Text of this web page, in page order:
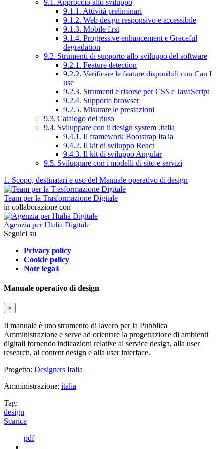
9.1. Approccio allo sviluppo
9.1.1. Attività preliminari
9.1.2. Web design responsivo e accessibile
9.1.3. Mobile first
9.1.4. Progressive enhancement e Graceful
degradation
9.2. Strumenti di supporto allo sviluppo del software
9.2.1. Feature detection
9.2.2. Verificare le feature disponibili con Can I
use
9.2.3. Strumenti e risorse per CSS e JavaScript
9.2.4. Supporto browser
9.2.5. Misurare le prestazioni
9.3. Catalogo del riuso
9.4. Sviluppare con il design system .italia
9.4.1. Il framework Bootstrap Italia
9.4.2. Il kit di sviluppo React
9.4.3. Il kit di sviluppo Angular
9.5. Sviluppare con i modelli di sito e servizi
1. Scopo, destinatari e uso del Manuale operativo di design
Team per la Trasformazione Digitale
in collaborazione con
Agenzia per l'Italia Digitale
Seguici su
Privacy policy
Cookie policy
Note legali
Manuale operativo di design
×
Il manuale è uno strumento di lavoro per la Pubblica
Amministrazione e serve ad orientare la progettazione di ambienti
digitali fornendo indicazioni relative al service design, alla user
research, al content design e alla user interface.
Progetto: Designers Italia
Amministrazione: italia
Tag:
design
Scarica
pdf